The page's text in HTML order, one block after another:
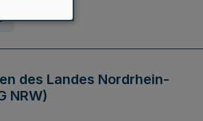
des Landes Nordrhein-
NRW)